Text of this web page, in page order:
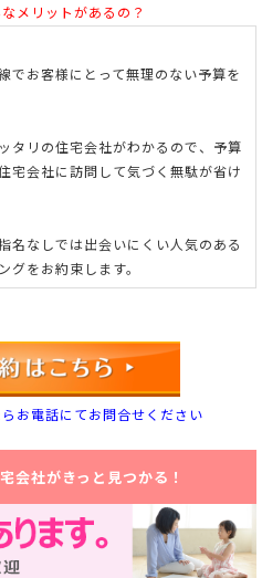
メリットがあるの？
でお客様にとって無理のない予算を
タリの住宅会社がわかるので、予算
宅会社に訪問して気づく無駄が省け
名なしでは出会いにくい人気のある
グをお約束します。
お電話にてお問合せください
会社がきっと見つかる！